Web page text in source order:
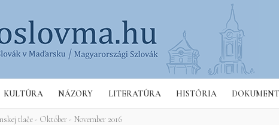
KULTÚRA NÁZORY LITERATÚRA HISTÓRIA
tlače - Október - November 2016